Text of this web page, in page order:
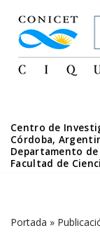
Saltar
contenido
Centro de
Córdoba,
Departamento
Facultad de
Portada »